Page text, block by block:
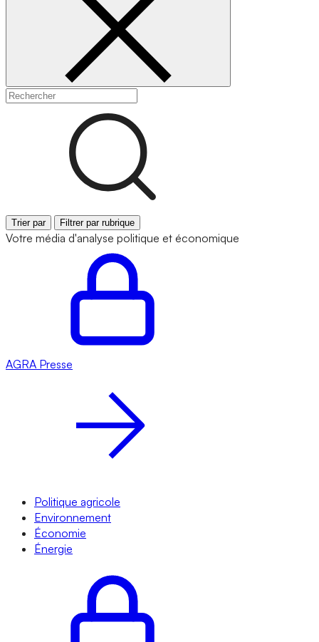
Trier par Filtrer par rubrique
Votre média d'analyse politique et économique
AGRA Presse
Politique agricole
Environnement
Économie
Énergie